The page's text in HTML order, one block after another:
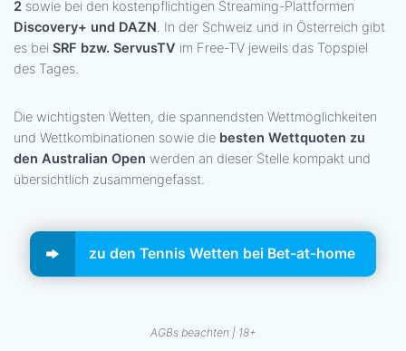
2 sowie bei den kostenpflichtigen Streaming-Plattformen
Discovery+ und DAZN. In der Schweiz und in Österreich gibt
es bei SRF bzw. ServusTV im Free-TV jeweils das Topspiel
des Tages.
Die wichtigsten Wetten, die spannendsten Wettmöglichkeiten
und Wettkombinationen sowie die besten Wettquoten zu
den Australian Open werden an dieser Stelle kompakt und
übersichtlich zusammengefasst.
zu den Tennis Wetten bei Bet-at-home
AGBs beachten | 18+